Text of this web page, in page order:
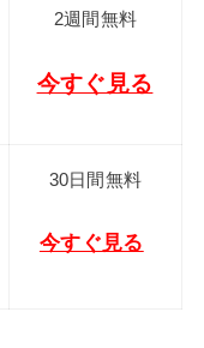
2週間無料
今すぐ見る
30日間無料
今すぐ見る